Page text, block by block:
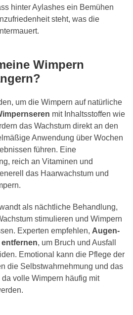
hinter Aylashes ein Bemühen
steht, was die
Wimpern
um die Wimpern auf natürliche
mit Inhaltsstoffen wie
das Wachstum direkt an den
Anwendung über Wochen
führen. Eine
reich an Vitaminen und
das Haarwachstum und
als nächtliche Behandlung,
stimulieren und Wimpern
Experten empfehlen, Augen-
, um Bruch und Ausfall
Emotional kann die Pflege der
die Selbstwahrnehmung und das
volle Wimpern häufig mit